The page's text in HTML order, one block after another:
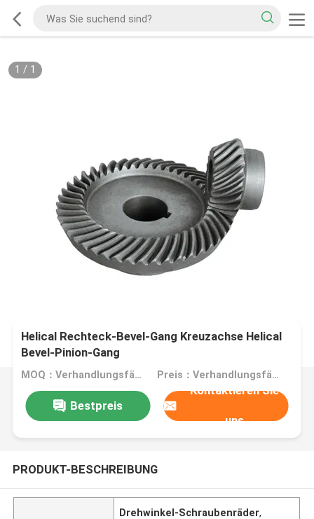
1 / 1
Helical Rechteck-Bevel-Gang Kreuzachse Helical
Bevel-Pinion-Gang
MOQ：Verhandlungsfähig Preis：Verhandlungsfähig
Bestpreis
Kontaktieren Sie
uns
PRODUKT-BESCHREIBUNG
Drehwinkel-Schraubenräder,